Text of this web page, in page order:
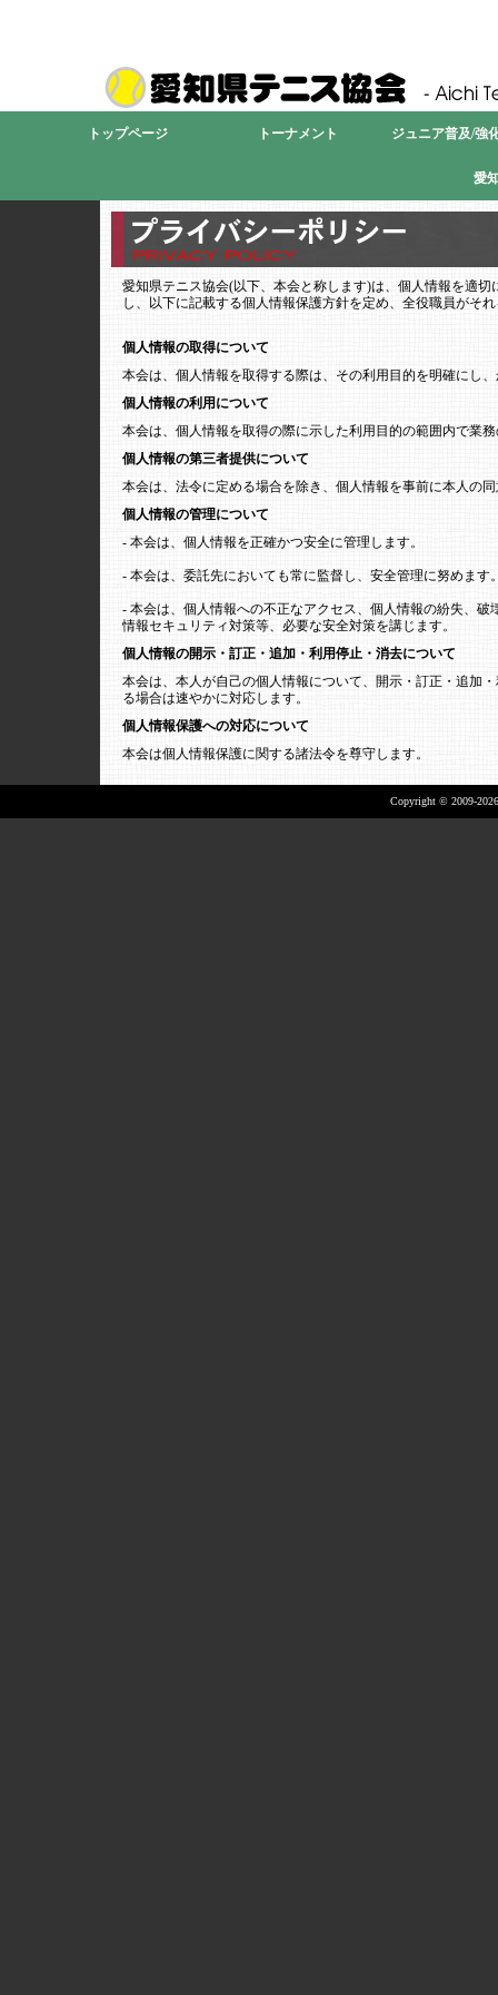
トップページ トーナメント ジュニア普及/強
愛
愛知県テニス協会(以下、本会と称します)は、個人情報を適
し、以下に記載する個人情報保護方針を定め、全役職員がそ
個人情報の取得について
本会は、個人情報を取得する際は、その利用目的を明確にし
個人情報の利用について
本会は、個人情報を取得の際に示した利用目的の範囲内で業
個人情報の第三者提供について
本会は、法令に定める場合を除き、個人情報を事前に本人の
個人情報の管理について
- 本会は、個人情報を正確かつ安全に管理します。
- 本会は、委託先においても常に監督し、安全管理に努めます
- 本会は、個人情報への不正なアクセス、個人情報の紛失、
情報セキュリティ対策等、必要な安全対策を講じます。
個人情報の開示・訂正・追加・利用停止・消去について
本会は、本人が自己の個人情報について、開示・訂正・追加
る場合は速やかに対応します。
個人情報保護への対応について
本会は個人情報保護に関する諸法令を尊守します。
Copyright © 2009-